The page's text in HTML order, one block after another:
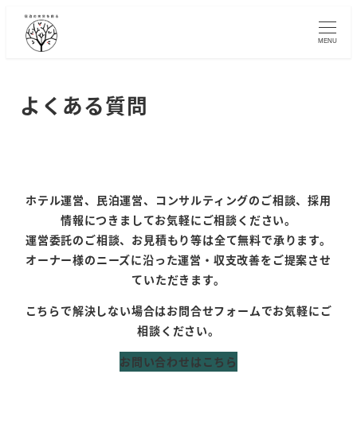
MENU
よくある質問
ホテル運営、民泊運営、コンサルティングのご相談、採用
情報につきましてお気軽にご相談ください。
運営委託のご相談、お見積もり等は全て無料で承ります。
オーナー様のニーズに沿った運営・収支改善をご提案させ
ていただきます。
こちらで解決しない場合はお問合せフォームでお気軽にご
相談ください。
お問い合わせはこちら